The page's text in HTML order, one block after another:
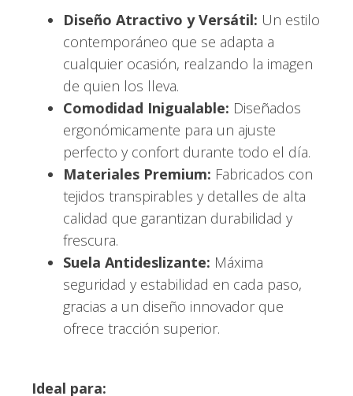
Diseño Atractivo y Versátil: Un estilo
contemporáneo que se adapta a
cualquier ocasión, realzando la imagen
de quien los lleva.
Comodidad Inigualable: Diseñados
ergonómicamente para un ajuste
perfecto y confort durante todo el día.
Materiales Premium: Fabricados con
tejidos transpirables y detalles de alta
calidad que garantizan durabilidad y
frescura.
Suela Antideslizante: Máxima
seguridad y estabilidad en cada paso,
gracias a un diseño innovador que
ofrece tracción superior.
Ideal para: